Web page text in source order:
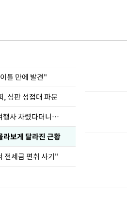
틀 만에 발견"
심판 성접대 파문
행사 차렸다더니…
라보게 달라진 근황
전세금 편취 사기"